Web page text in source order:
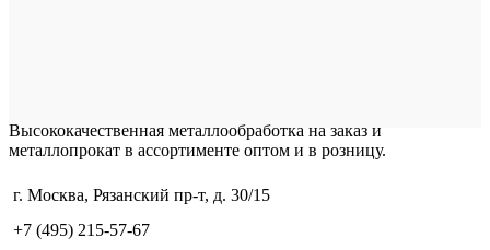
Высококачественная металлообработка на заказ и
металлопрокат в ассортименте оптом и в розницу.
г. Москва, Рязанский пр-т, д. 30/15
+7 (495) 215-57-67